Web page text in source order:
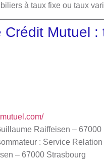
à taux fixe ou taux
Mutuel
Raiffeisen – 67000
: Service
– 67000 Strasbourg